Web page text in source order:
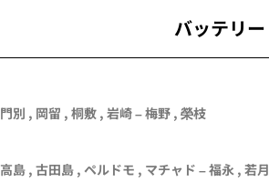
バッテリー
門別 , 岡留 , 桐敷 , 岩崎 – 梅野 , 榮枝
高島 , 古田島 , ペルドモ , マチャド –福永 , 若月